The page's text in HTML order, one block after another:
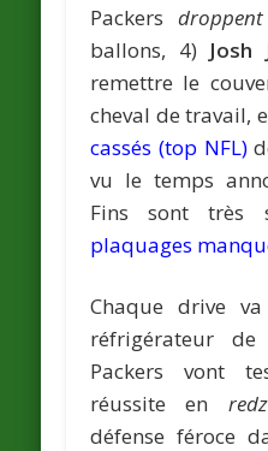
Packersdroppent
ballons, 4) Josh
remettre le
cheval de travail,
cassés (top NFL)
vu le temps
Fins sont très
plaquages
Chaque drive
réfrigérateur
Packers vont
réussite en
défense féroce